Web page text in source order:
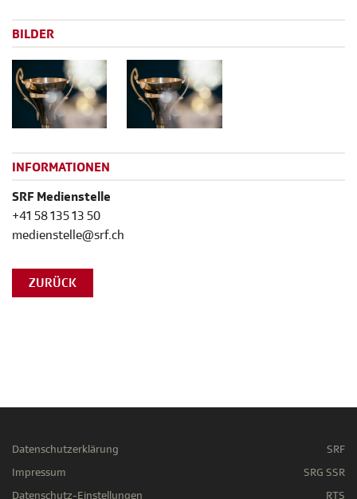
BILDER
INFORMATIONEN
SRF Medienstelle
+41 58 135 13 50
medienstelle@srf.ch
ZURÜCK
Datenschutzerklärung
Impressum
Datenschutz-Einstellungen
SRF
SRG SSR
RTS